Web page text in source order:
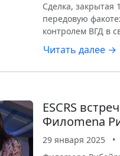
Сделка, закрытая
передовую
контролем ВГД в
Читать далее →
ESCRS
Филomena
29 января 2025 •